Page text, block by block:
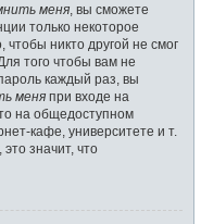
меня , вы сможете
только некоторое
никто другой не смог
того чтобы вам не
каждый раз, вы
меня при входе на
на общедоступном
кафе, университете и т.
это значит, что